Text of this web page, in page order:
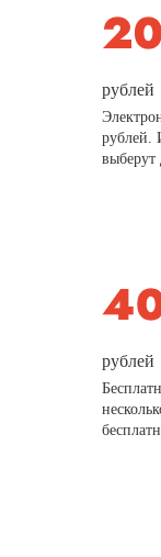
рублей
рублей.
рублей